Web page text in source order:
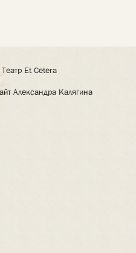
Et Cetera
Александра Калягина